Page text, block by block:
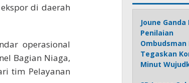
di daerah
operasional
Bagian Niaga,
tim Pelayanan
Joune
Penilaian
Ombudsman
Tegaskan
Minut